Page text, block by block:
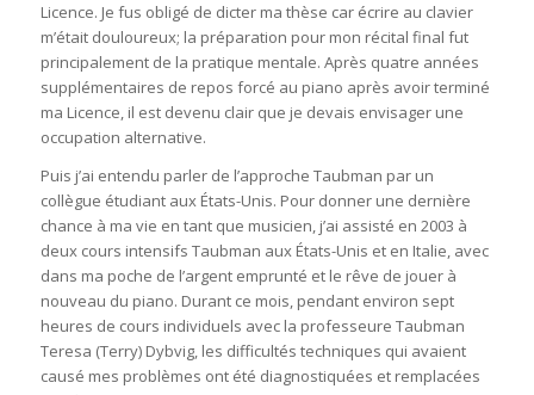
Licence. Je fus obligé de dicter ma thèse car écrire au clavier
m’était douloureux; la préparation pour mon récital final fut
principalement de la pratique mentale. Après quatre années
supplémentaires de repos forcé au piano après avoir terminé
ma Licence, il est devenu clair que je devais envisager une
occupation alternative.
Puis j’ai entendu parler de l’approche Taubman par un
collègue étudiant aux États-Unis. Pour donner une dernière
chance à ma vie en tant que musicien, j’ai assisté en 2003 à
deux cours intensifs Taubman aux États-Unis et en Italie, avec
dans ma poche de l’argent emprunté et le rêve de jouer à
nouveau du piano. Durant ce mois, pendant environ sept
heures de cours individuels avec la professeure Taubman
Teresa (Terry) Dybvig, les difficultés techniques qui avaient
causé mes problèmes ont été diagnostiquées et remplacées